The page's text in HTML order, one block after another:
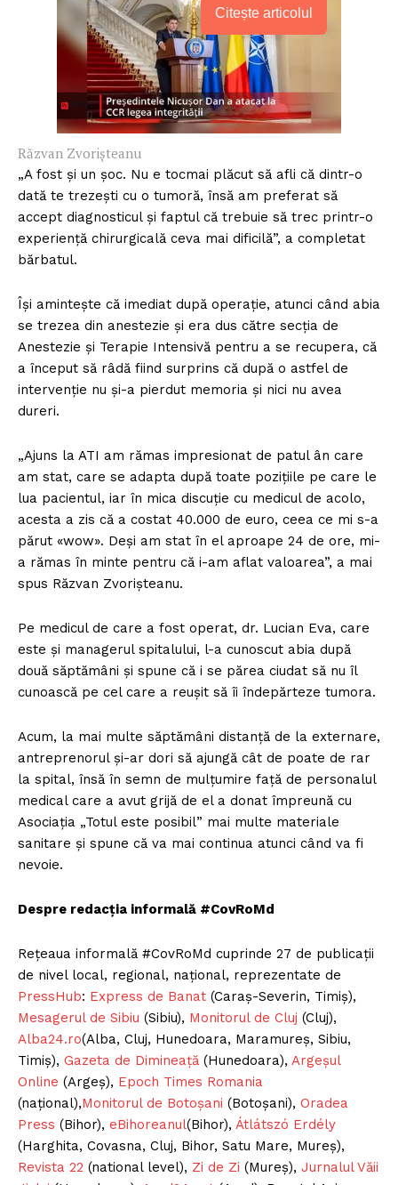
Citește articolul
Răzvan Zvorișteanu
„A fost și un șoc. Nu e tocmai plăcut să afli că dintr-o
dată te trezești cu o tumoră, însă am preferat să
accept diagnosticul și faptul că trebuie să trec printr-o
experiență chirurgicală ceva mai dificilă”, a completat
bărbatul.
Își amintește că imediat după operație, atunci când abia
se trezea din anestezie și era dus către secția de
Anestezie și Terapie Intensivă pentru a se recupera, că
a început să râdă fiind surprins că după o astfel de
intervenție nu și-a pierdut memoria și nici nu avea
dureri.
„Ajuns la ATI am rămas impresionat de patul ân care
am stat, care se adapta după toate pozițiile pe care le
lua pacientul, iar în mica discuție cu medicul de acolo,
acesta a zis că a costat 40.000 de euro, ceea ce mi s-a
părut «wow». Deși am stat în el aproape 24 de ore, mi-
a rămas în minte pentru că i-am aflat valoarea”, a mai
spus Răzvan Zvorișteanu.
Pe medicul de care a fost operat, dr. Lucian Eva, care
este și managerul spitalului, l-a cunoscut abia după
două săptămâni și spune că i se părea ciudat să nu îl
cunoască pe cel care a reușit să îi îndepărteze tumora.
Acum, la mai multe săptămâni distanță de la externare,
antreprenorul și-ar dori să ajungă cât de poate de rar
la spital, însă în semn de mulțumire față de personalul
medical care a avut grijă de el a donat împreună cu
Asociația „Totul este posibil” mai multe materiale
sanitare și spune că va mai continua atunci când va fi
nevoie.
Despre redacția informală #CovRoMd
Rețeaua informală #CovRoMd cuprinde 27 de publicații
de nivel local, regional, național, reprezentate de
PressHub: Express de Banat (Caraș-Severin, Timiș),
Mesagerul de Sibiu (Sibiu), Monitorul de Cluj (Cluj),
Alba24.ro(Alba, Cluj, Hunedoara, Maramureș, Sibiu,
Timiș), Gazeta de Dimineață (Hunedoara), Argeșul
Online (Argeș), Epoch Times Romania
(național),Monitorul de Botoșani (Botoșani), Oradea
Press (Bihor), eBihoreanul(Bihor), Átlátszó Erdély
(Harghita, Covasna, Cluj, Bihor, Satu Mare, Mureș),
Revista 22 (national level), Zi de Zi (Mureș), Jurnalul Văii